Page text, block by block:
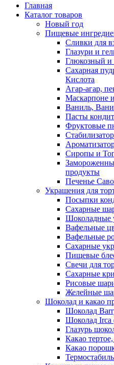
Главная
Каталог товаров
Новый год
Пищевые
Сливки для
Глазури и
Глюкозный и
Сахарная
Кислота
Агар-агар,
Маскарпоне
Ваниль,
Пасты
Фруктовые
Сиропы и
продукты
Печенье
Украшения для
Посыпки
Сахарные
Шоколадные
Вафельные
Вафельные
Сахарные
Пищевые
Свечи для
Сахарные
Рисовые
Желейные
Шоколад и какао
Шоколад
Шоколад Irca
Глазурь
Какао
Какао